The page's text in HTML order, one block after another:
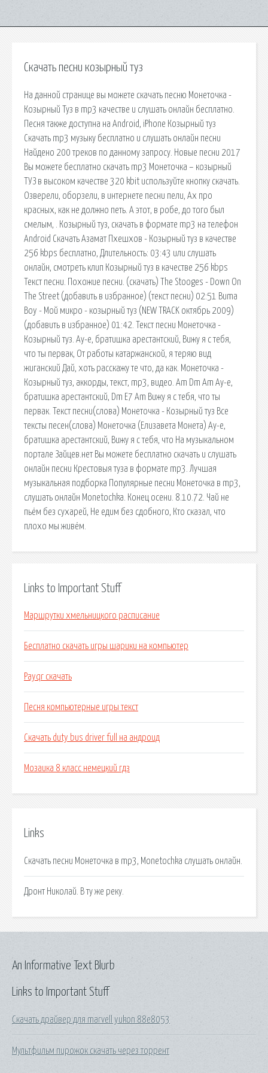
Скачать песни козырный туз
На данной странице вы можете скачать песню Монеточка -
Козырный Туз в mp3 качестве и слушать онлайн бесплатно.
Песня также доступна на Android, iPhone Козырный туз
Скачать mp3 музыку бесплатно и слушать онлайн песни
Найдено 200 треков по данному запросу. Новые песни 2017
Вы можете бесплатно скачать mp3 Монеточка – козырный
ТУЗ в высоком качестве 320 kbit используйте кнопку скачать.
Озверели, оборзели, в интернете песни пели, Ах про
красных, как не должно петь. А этот, в робе, до того был
смелым, . Козырный туз, скачать в формате mp3 на телефон
Android Скачать Азамат Пхешхов - Козырный туз в качестве
256 kbps бесплатно, Длительность: 03:43 или слушать
онлайн, смотреть клип Козырный туз в качестве 256 kbps
Текст песни. Похожие песни. (скачать) The Stooges - Down On
The Street (добавить в избранное) (текст песни) 02:51 Buma
Boy - Мой микро - козырный туз (NEW TRACK октябрь 2009)
(добавить в избранное) 01:42. Текст песни Монеточка -
Козырный туз. Ау-е, братишка арестантский, Вижу я с тебя,
что ты первак, От работы катаржанской, я теряю вид
жиганский Дай, хоть расскажу те что, да как. Монеточка -
Козырный туз, аккорды, текст, mp3, видео. Am Dm Am Ау-е,
братишка арестантский, Dm E7 Am Вижу я с тебя, что ты
первак. Текст песни(слова) Монеточка - Козырный туз Все
тексты песен(слова) Монеточка (Елизавета Монета) Ау-е,
братишка арестантский, Вижу я с тебя, что На музыкальном
портале Зайцев.нет Вы можете бесплатно скачать и слушать
онлайн песни Крестовыя туза в формате mp3. Лучшая
музыкальная подборка Популярные песни Монеточка в mp3,
слушать онлайн Monetochka. Конец осени. 8.10.72. Чай не
пьём без сухарей, Не едим без сдобного, Кто сказал, что
плохо мы живём.
Links to Important Stuff
Маршрутки хмельницкого расписание
Бесплатно скачать игры шарики на компьютер
Payqr скачать
Песня компьютерные игры текст
Скачать duty bus driver full на андроид
Мозаика 8 класс немецкий гдз
Links
Скачать песни Монеточка в mp3, Monetochka слушать онлайн.
Дронт Николай. В ту же реку.
Links to Important Stuff
Скачать драйвер для marvell yukon 88e8053
Мультфильм пирожок скачать через торрент
An Informative Text Blurb